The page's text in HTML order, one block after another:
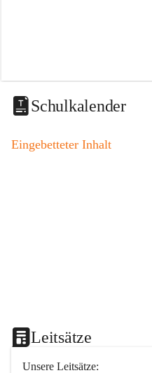
i
t
a
o
Schulkalender
Eingebetteter Inhalt
Leitsätze
Unsere Leitsätze: